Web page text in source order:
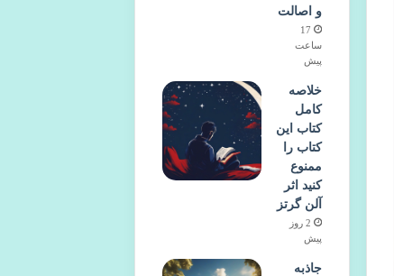
و اصالت
17
ساعت
پیش
خلاصه
کامل
کتاب این
کتاب را
ممنوع
کنید اثر
آلن گرتز
2 روز
پیش
جاذبه